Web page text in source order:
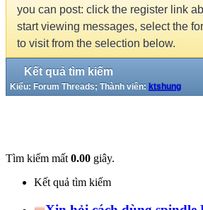
you can post: click the register link
start viewing messages, select the
to visit from the selection below.
Kết quả tìm kiếm
Kiểu: Forum Threads; Thành viên: ktshung
Tìm kiếm mất 0.00 giây.
Kết quả tìm kiếm